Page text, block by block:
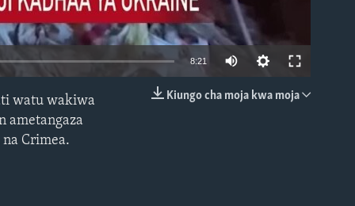
EMBED
8:21
Kiungo cha moja kwa moja
watu wakiwa
ametangaza
Crimea.